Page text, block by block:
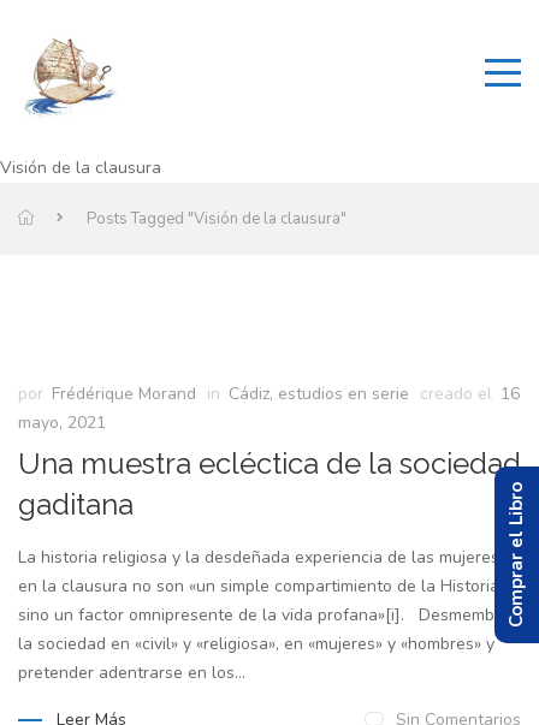
Visión de la clausura
Posts Tagged "Visión de la clausura"
por Frédérique Morand in Cádiz, estudios en serie creado el 16
mayo, 2021
Una muestra ecléctica de la sociedad
gaditana
La historia religiosa y la desdeñada experiencia de las mujeres
en la clausura no son «un simple compartimiento de la Historia
sino un factor omnipresente de la vida profana»[i]. Desmembrar
la sociedad en «civil» y «religiosa», en «mujeres» y «hombres» y
pretender adentrarse en los...
Leer Más Sin Comentarios
Comprar el Libro